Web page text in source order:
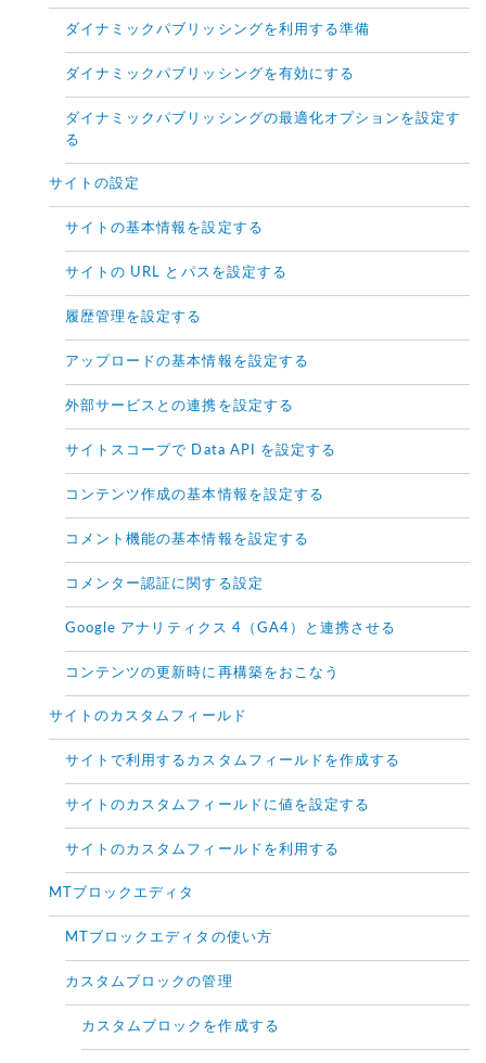
ダイナミックパブリッシングを利用する準備
ダイナミックパブリッシングを有効にする
ダイナミックパブリッシングの最適化オプションを設定す
る
サイトの設定
サイトの基本情報を設定する
サイトの URL とパスを設定する
履歴管理を設定する
アップロードの基本情報を設定する
外部サービスとの連携を設定する
サイトスコープで Data API を設定する
コンテンツ作成の基本情報を設定する
コメント機能の基本情報を設定する
コメンター認証に関する設定
Google アナリティクス 4（GA4）と連携させる
コンテンツの更新時に再構築をおこなう
サイトのカスタムフィールド
サイトで利用するカスタムフィールドを作成する
サイトのカスタムフィールドに値を設定する
サイトのカスタムフィールドを利用する
MTブロックエディタ
MTブロックエディタの使い方
カスタムブロックの管理
カスタムブロックを作成する